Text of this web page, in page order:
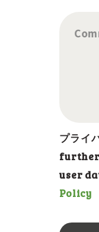
プライ
user
Policy